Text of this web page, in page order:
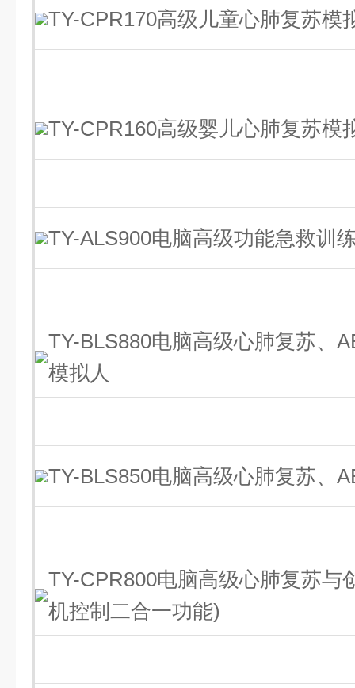
TY-CPR170高级儿童心肺复苏模
TY-CPR160高级婴儿心肺复苏模
TY-ALS900电脑高级功能急救训
TY-BLS880电脑高级心肺复苏、
模拟人
TY-BLS850电脑高级心肺复苏、
TY-CPR800电脑高级心肺复苏与
机控制二合一功能)